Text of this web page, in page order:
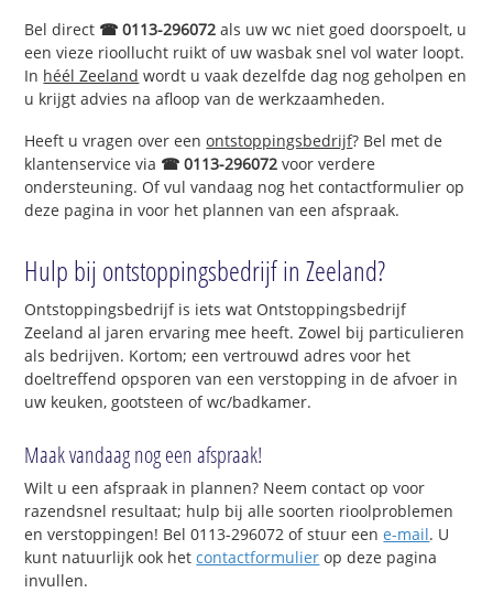
Bel direct ☎ 0113-296072 als uw wc niet goed doorspoelt, u
een vieze rioollucht ruikt of uw wasbak snel vol water loopt.
In héél Zeeland wordt u vaak dezelfde dag nog geholpen en
u krijgt advies na afloop van de werkzaamheden.
Heeft u vragen over eenontstoppingsbedrijf? Bel met de
klantenservice via ☎ 0113-296072 voor verdere
ondersteuning. Of vul vandaag nog het contactformulier op
deze pagina in voor het plannen van een afspraak.
Hulp bij ontstoppingsbedrijf in Zeeland?
Ontstoppingsbedrijf is iets wat Ontstoppingsbedrijf
Zeeland al jaren ervaring mee heeft. Zowel bij particulieren
als bedrijven. Kortom; een vertrouwd adres voor het
doeltreffend opsporen van een verstopping in de afvoer in
uw keuken, gootsteen of wc/badkamer.
Maak vandaag nog een afspraak!
Wilt u een afspraak in plannen? Neem contact op voor
razendsnel resultaat; hulp bij alle soorten rioolproblemen
en verstoppingen! Bel 0113-296072 of stuur eene-mail. U
kunt natuurlijk ook hetcontactformulier op deze pagina
invullen.